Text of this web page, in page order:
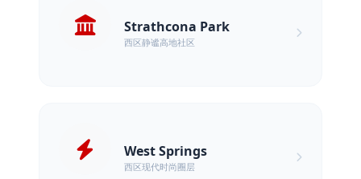
Strathcona Park
西区静谧高地社区
West Springs
西区现代时尚圈层